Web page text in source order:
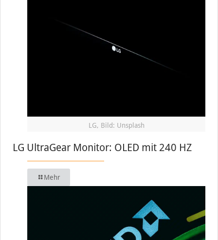
LG, Bild: Unsplash
LG UltraGear Monitor: OLED mit 240 HZ
Mehr